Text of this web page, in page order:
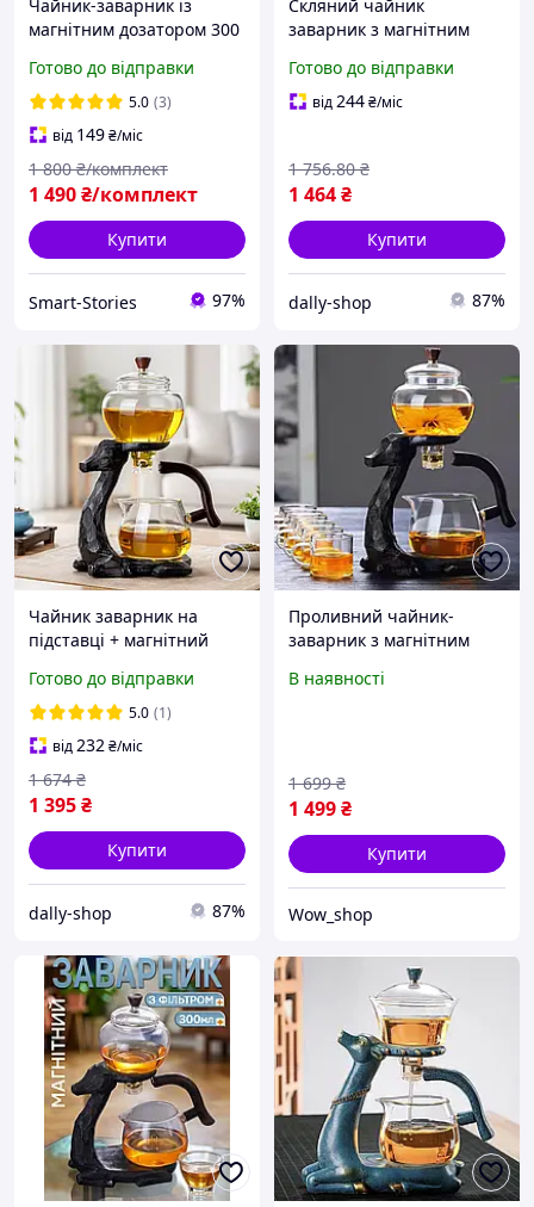
Чайник-заварник із
магнітним дозатором 300
неіржавкої сталі H1212
Готово до відправки
5.0 (3)
від 149₴/міс
1 490₴/комплект
1 800 ₴/комплект
Купити
Smart-Stories 97%
Скляний чайник
заварник з магнітним
Синій / Заварювальний
чайник / Заварник для
Готово до відправки
від244₴/міс
1 464₴
1 756.80 ₴
Купити
dally-shop 87%
Чайник заварник на
підставці + магнітний
Чорний / Заварювальний
чайник / Чайник для
заварки чаю скляний
Готово до відправки
5.0 (1)
від232₴/міс
1 395₴
1 674 ₴
Купити
dally-shop 87%
Проливний чайник-
заварник з магнітним
олень» Набір з 6 чашками
В наявності
1 499₴
1 699 ₴
Купити
Wow_shop